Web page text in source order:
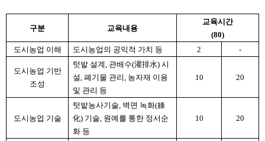
구분 교육내용
교육시간
(80)
도시농업 이해
도시농업의 공익적 가치 등 2 -
도시농업 기반
조성
텃밭 설계, 관배수(灌排水) 시
설, 폐기물 관리, 농자재 이용
및 관리 등
10 20
도시농업 기술
텃밭농사기술, 벽면 녹화(綠
化) 기술, 원예를 통한 정서순
화 등
10 20